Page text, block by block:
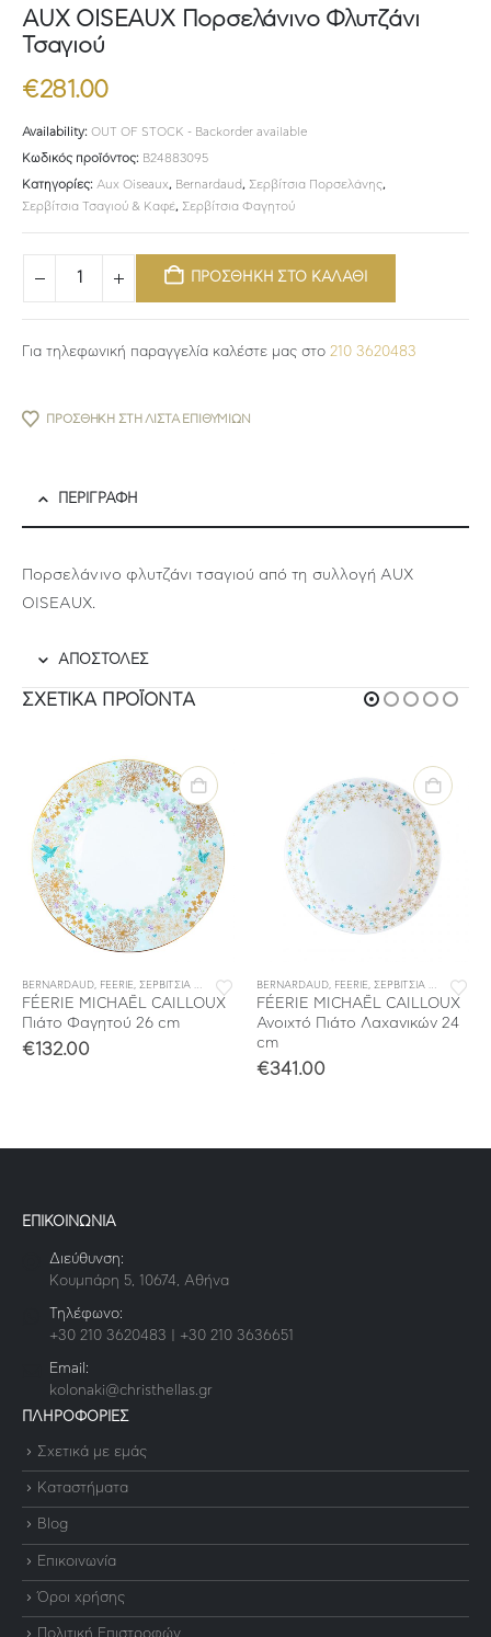
AUX OISEAUX Πορσελάνινο Φλυτζάνι
Τσαγιού
€281.00
Availability: OUT OF STOCK - Backorder available
Κωδικός προϊόντος: B24883095
Κατηγορίες: Aux Oiseaux, Bernardaud, Σερβίτσια Πορσελάνης,
Σερβίτσια Τσαγιού & Καφέ, Σερβίτσια Φαγητού
ΠΡΟΣΘΗΚΗ ΣΤΟ ΚΑΛΑΘΙ
Για τηλεφωνική παραγγελία καλέστε μας στο 210 3620483
ΠΡΟΣΘΉΚΗ ΣΤΗ ΛΊΣΤΑ ΕΠΙΘΥΜΙΏΝ
ΠΕΡΙΓΡΑΦΉ
Πορσελάνινο φλυτζάνι τσαγιού από τη συλλογή AUX
OISEAUX.
ΑΠΟΣΤΟΛΕΣ
ΣΧΕΤΙΚΆ ΠΡΟΪΌΝΤΑ
,ΣΕΡΒΙΤΣΙΑ ΦΑΓΗΤΟΥ
BERNARDAUD, FEERIE, ΣΕΡΒΙΤΣΙΑ ΠΟΡΣΕΛΑΝΗΣ ,ΣΕΡΒΙΤΣΙΑ ΦΑΓΗΤΟΥ
FÉERIE MICHAËL CAILLOUX
Πιάτο Φαγητού 26 cm
€132.00
BERNARDAUD, FEERIE, ΣΕΡΒΙΤΣΙΑ ΠΟΡΣΕΛΑΝΗΣ
FÉERIE MICHAËL CAILLOUX
Ανοιχτό Πιάτο Λαχανικών 24
cm
€341.00
ΕΠΙΚΟΙΝΩΝΙΑ
Διεύθυνση:
Κουμπάρη 5, 10674, Αθήνα
Τηλέφωνο:
+30 210 3620483 | +30 210 3636651
Email:
kolonaki@christhellas.gr
ΠΛΗΡΟΦΟΡΙΕΣ
Σχετικά με εμάς
Καταστήματα
Blog
Επικοινωνία
Όροι χρήσης